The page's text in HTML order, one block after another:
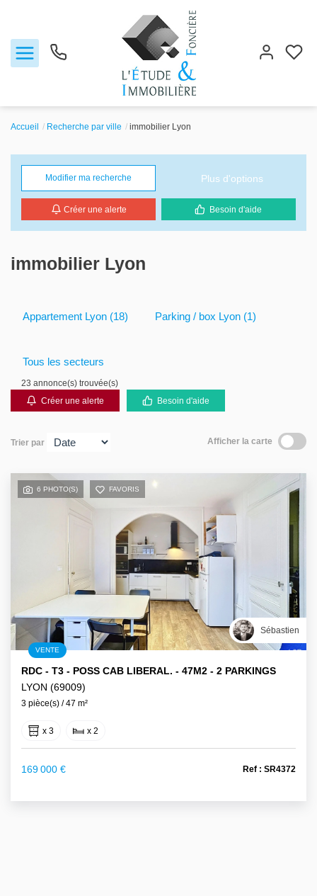
Ventes
Biens vendus
Locations
Accueil Recherche par ville immobilier Lyon
Modifier ma recherche Plus d'options
Créer une alerte Besoin d'aide
immobilier Lyon
Appartement Lyon (18) Parking / box Lyon (1)
Tous les secteurs
23 annonce(s) trouvée(s)
Créer une alerte
Besoin d'aide
Trier par Afficher la carte
6 PHOTO(S) FAVORIS
Sébastien
VENTE
RDC - T3 - POSS CAB LIBERAL. - 47M2 - 2 PARKINGS
LYON (69009)
3 pièce(s) / 47 m²
x 3 x 2
169 000 € Ref : SR4372